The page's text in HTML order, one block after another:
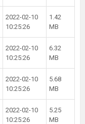
2022-02-10
10:25:26
1.42
MB
2022-02-10
10:25:26
6.32
MB
2022-02-10
10:25:26
5.68
MB
2022-02-10
10:25:26
5.25
MB